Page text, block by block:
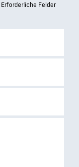
Erforderliche Felder